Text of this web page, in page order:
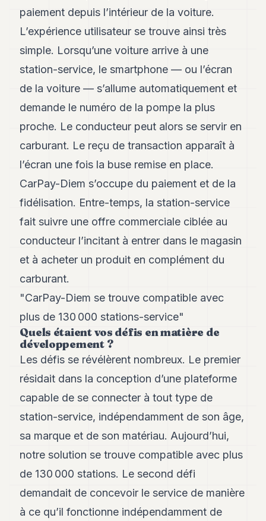
Andy
30
28
Andy
Andy
Andy
24
Andy
23
Andy
Andy
19
Andy
18
Andy
Andy
Andy
14
Andy
13
Andy
12
Andy
Andy
9
8
Andy
Andy
paiement depuis l’intérieur de la voiture.
L’expérience utilisateur se trouve ainsi très
simple. Lorsqu’une voiture arrive à une
station-service, le smartphone — ou l’écran
de la voiture — s’allume automatiquement et
demande le numéro de la pompe la plus
proche. Le conducteur peut alors se servir en
carburant. Le reçu de transaction apparaît à
l’écran une fois la buse remise en place.
CarPay-Diem s’occupe du paiement et de la
fidélisation. Entre-temps, la station-service
fait suivre une offre commerciale ciblée au
conducteur l’incitant à entrer dans le magasin
et à acheter un produit en complément du
carburant.
"CarPay-Diem se trouve compatible avec
plus de 130 000 stations-service"
Quels étaient vos défis en matière de
développement ?
Les défis se révélèrent nombreux. Le premier
résidait dans la conception d’une plateforme
capable de se connecter à tout type de
station-service, indépendamment de son âge,
sa marque et de son matériau. Aujourd’hui,
notre solution se trouve compatible avec plus
de 130 000 stations. Le second défi
demandait de concevoir le service de manière
à ce qu’il fonctionne indépendamment de